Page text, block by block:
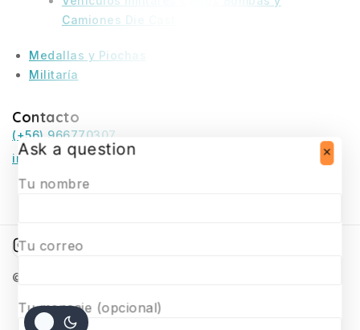
Camiones Die Cast
Medallas y Piochas
Militaría
Contacto
(+56) 966770307
infosurmaquetas@surmaquetas.cl
© 2026 Surmaquetas
Ask a question
Tu nombre
Tu correo
Tu mensaje (opcional)